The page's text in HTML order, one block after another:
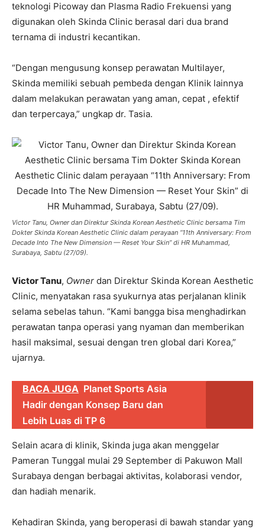
teknologi Picoway dan Plasma Radio Frekuensi yang
digunakan oleh Skinda Clinic berasal dari dua brand
ternama di industri kecantikan.
“Dengan mengusung konsep perawatan Multilayer,
Skinda memiliki sebuah pembeda dengan Klinik lainnya
dalam melakukan perawatan yang aman, cepat , efektif
dan terpercaya,” ungkap dr. Tasia.
Victor Tanu, Owner dan Direktur Skinda Korean Aesthetic Clinic bersama Tim
Dokter Skinda Korean Aesthetic Clinic dalam perayaan “11th Anniversary: From
Decade Into The New Dimension — Reset Your Skin” di HR Muhammad,
Surabaya, Sabtu (27/09).
Victor Tanu, Owner dan Direktur Skinda Korean Aesthetic
Clinic, menyatakan rasa syukurnya atas perjalanan klinik
selama sebelas tahun. “Kami bangga bisa menghadirkan
perawatan tanpa operasi yang nyaman dan memberikan
hasil maksimal, sesuai dengan tren global dari Korea,”
ujarnya.
BACA JUGA Planet Sports Asia
Hadir dengan Konsep Baru dan
Lebih Luas di TP 6
Selain acara di klinik, Skinda juga akan menggelar
Pameran Tunggal mulai 29 September di Pakuwon Mall
Surabaya dengan berbagai aktivitas, kolaborasi vendor,
dan hadiah menarik.
Kehadiran Skinda, yang beroperasi di bawah standar yang